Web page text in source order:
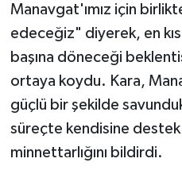
Manavgat'ımız için
edeceğiz" diyerek, en
başına döneceği
ortaya koydu. Kara,
güçlü bir şekilde
süreçte kendisine
minnettarlığını bildirdi.